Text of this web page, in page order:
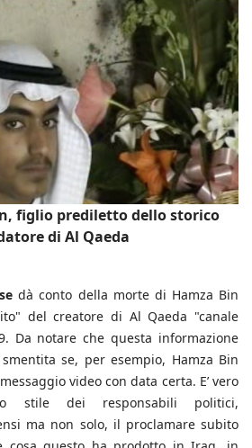
figlio prediletto dello storico
di Al Qaeda
dà conto della morte di Hamza Bin
del creatore di Al Qaeda "canale
Da notare che questa informazione
se, per esempio, Hamza Bin
video con data certa. E’ vero
stile dei responsabili politici,
ma non solo, il proclamare subito